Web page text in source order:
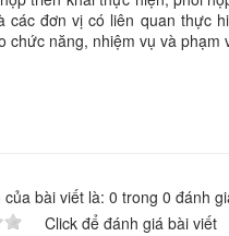
các đơn vị có liên quan thực
chức năng, nhiệm vụ và phạm
bài viết là: 0 trong 0 đánh
Click để đánh giá bài viết